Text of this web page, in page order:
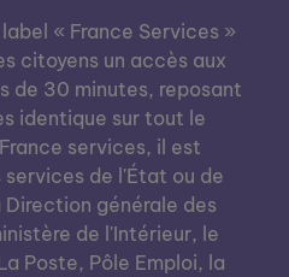
« France Services »
citoyens un accès aux
de 30 minutes, reposant
identique sur tout le
services, il est
de l'État ou de
générale des
de l'Intérieur, le
Poste, Pôle Emploi, la